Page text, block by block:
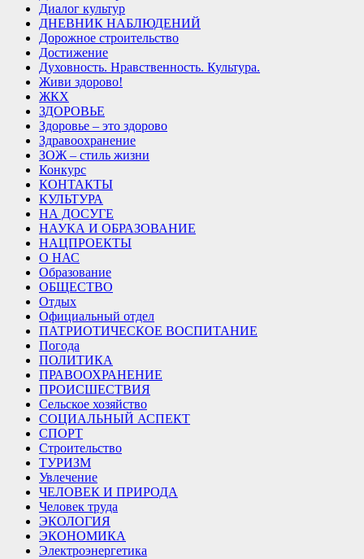
Диалог культур
ДНЕВНИК НАБЛЮДЕНИЙ
Дорожное строительство
Достижение
Духовность. Нравственность. Культура.
Живи здорово!
ЖКХ
ЗДОРОВЬЕ
Здоровье – это здорово
Здравоохранение
ЗОЖ – стиль жизни
Конкурс
КОНТАКТЫ
КУЛЬТУРА
НА ДОСУГЕ
НАУКА И ОБРАЗОВАНИЕ
НАЦПРОЕКТЫ
О НАС
Образование
ОБЩЕСТВО
Отдых
Официальный отдел
ПАТРИОТИЧЕСКОЕ ВОСПИТАНИЕ
Погода
ПОЛИТИКА
ПРАВООХРАНЕНИЕ
ПРОИСШЕСТВИЯ
Сельское хозяйство
СОЦИАЛЬНЫЙ АСПЕКТ
СПОРТ
Строительство
ТУРИЗМ
Увлечение
ЧЕЛОВЕК И ПРИРОДА
Человек труда
ЭКОЛОГИЯ
ЭКОНОМИКА
Электроэнергетика